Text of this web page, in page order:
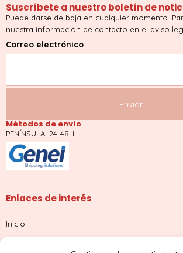
Suscríbete a nuestro boletín de
Puede darse de baja en cualquier momento.
nuestra información de contacto en el aviso
Correo electrónico
Métodos de envío
PENÍNSULA: 24-48H
Enlaces de interés
Inicio